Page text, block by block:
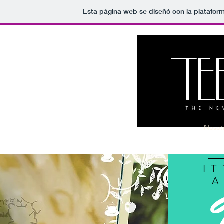
Esta página web se diseñó con la